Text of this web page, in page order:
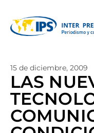
15 de diciembre, 2009
LAS